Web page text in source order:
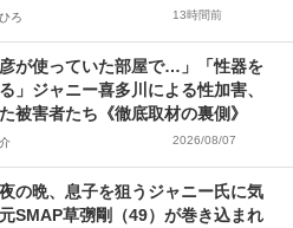
ろ 13時間前
彦が使っていた部屋で…」「性器を
」ジャニー喜多川による性加害、
被害者たち《徹底取材の裏側》
2026/08/07
夜の晩、息子を狙うジャニー氏に気
SMAP草彅剛（49）が巻き込まれ